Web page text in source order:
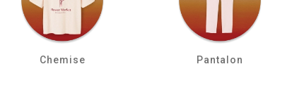
Chemise Pantalon